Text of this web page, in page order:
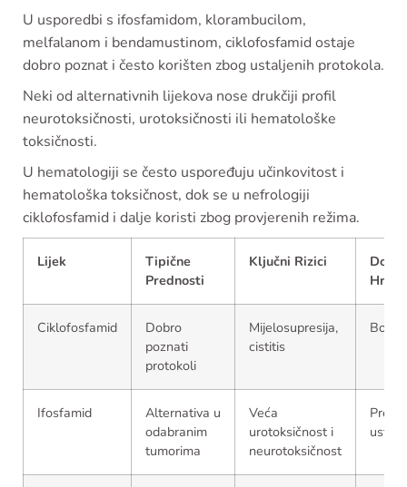
U usporedbi s ifosfamidom, klorambucilom,
melfalanom i bendamustinom, ciklofosfamid ostaje
dobro poznat i često korišten zbog ustaljenih protokola.
Neki od alternativnih lijekova nose drukčiji profil
neurotoksičnosti, urotoksičnosti ili hematološke
toksičnosti.
U hematologiji se često uspoređuju učinkovitost i
hematološka toksičnost, dok se u nefrologiji
ciklofosfamid i dalje koristi zbog provjerenih režima.
Lijek
Tipične
Prednosti
Ključni Rizici
Ciklofosfamid
Dobro
poznati
protokoli
Mijelosupresija,
cistitis
Ifosfamid
Alternativa u
odabranim
tumorima
Veća
urotoksičnost i
neurotoksičnost
Prema